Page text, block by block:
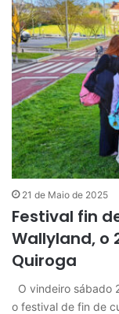
21 de Maio de 2025
Festival fin
Wallyland, o
Quiroga
O vindeiro sábado
o festival de fin de